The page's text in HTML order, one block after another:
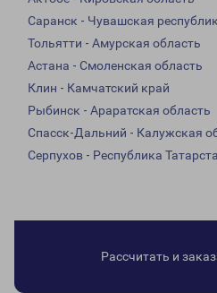
Саранск - Чувашская
Тольятти - Амурская область
Астана - Смоленская область
Клин - Камчатский край
Рыбинск - Араратская область
Спасск-Дальний - Калужская
Серпухов - Республика
Рассчитать и